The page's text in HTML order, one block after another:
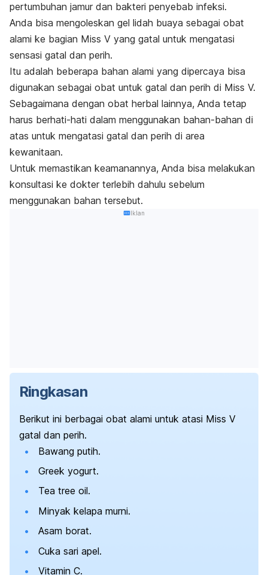
pertumbuhan jamur dan bakteri penyebab infeksi.
Anda bisa mengoleskan gel lidah buaya sebagai obat
alami ke bagian Miss V yang gatal untuk mengatasi
sensasi gatal dan perih.
Itu adalah beberapa bahan alami yang dipercaya bisa
digunakan sebagai obat untuk gatal dan perih di Miss V.
Sebagaimana dengan obat herbal lainnya, Anda tetap
harus berhati-hati dalam menggunakan bahan-bahan di
atas untuk mengatasi gatal dan perih di area
kewanitaan.
Untuk memastikan keamanannya, Anda bisa melakukan
konsultasi ke dokter terlebih dahulu sebelum
menggunakan bahan tersebut.
Iklan
Ringkasan
Berikut ini berbagai obat alami untuk atasi Miss V
gatal dan perih.
Bawang putih.
Greek yogurt.
Tea tree oil.
Minyak kelapa murni.
Asam borat.
Cuka sari apel.
Vitamin C.